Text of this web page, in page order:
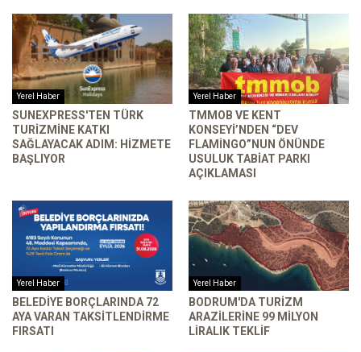
Yerel Haber
SUNEXPRESS'TEN TÜRK
TURIZMINE KATKI
SAĞLAYACAK ADIM: HIZMETE
BAŞLIYOR
Yerel Haber
TMMOB VE KENT
KONSEYI’NDEN “DEV
FLAMINGO”NUN ÖNÜNDE
USULUK TABIAT PARKI
AÇIKLAMASI
Yerel Haber
BELEDIYE BORÇLARINDA 72
AYA VARAN TAKSITLENDIRME
FIRSATI
Yerel Haber
BODRUM'DA TURIZM
ARAZILERINE 99 MILYON
LIRALIK TEKLIF